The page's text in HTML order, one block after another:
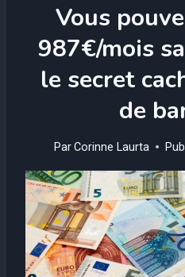
Vous
987€/mois
le secret
de
ParCorinne Laurta